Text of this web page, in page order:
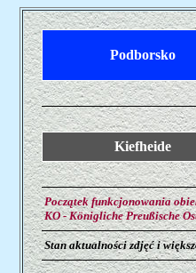
Podborsko
Kiefheide
Początek funkcjonowania
KO - Königliche Preußische
Stan aktualności zdjęć i